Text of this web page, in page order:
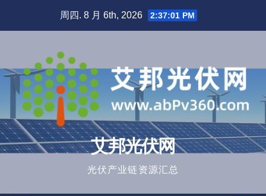
周四. 8 月 6th, 2026 2:37:03 PM
艾邦光伏网
光伏产业链资源汇总